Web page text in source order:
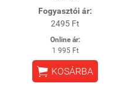
Fogyasztói ár:
2495 Ft
Online ár:
1 995 Ft
 KOSÁRBA